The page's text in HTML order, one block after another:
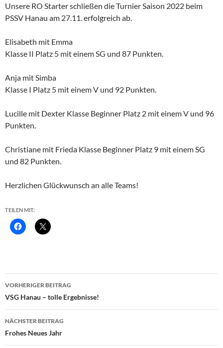
Unsere RO Starter schließen die Turnier Saison 2022 beim
PSSV Hanau am 27.11. erfolgreich ab.
Elisabeth mit Emma
Klasse II Platz 5 mit einem SG und 87 Punkten.
Anja mit Simba
Klasse I Platz 5 mit einem V und 92 Punkten.
Lucille mit Dexter Klasse Beginner Platz 2 mit einem V und 96
Punkten.
Christiane mit Frieda Klasse Beginner Platz 9 mit einem SG
und 82 Punkten.
Herzlichen Glückwunsch an alle Teams!
TEILEN MIT:
Beitragsnavigation
VORHERIGER BEITRAG
VSG Hanau – tolle Ergebnisse!
NÄCHSTER BEITRAG
Frohes Neues Jahr